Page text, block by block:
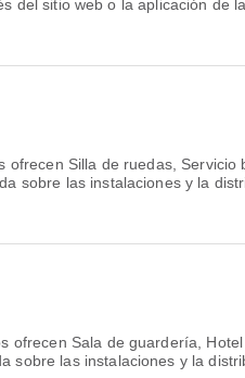
Silla de ruedas, Servicio
sobre las instalaciones y la
ofrecen Sala de guardería, Hotel
sobre las instalaciones y la